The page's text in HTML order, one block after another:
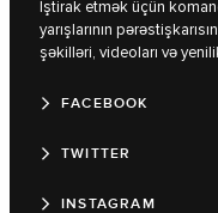
İştirak etmək üçün
yarışlarının
şəkilləri, videoları və
FACEBOOK
TWITTER
INSTAGRAM